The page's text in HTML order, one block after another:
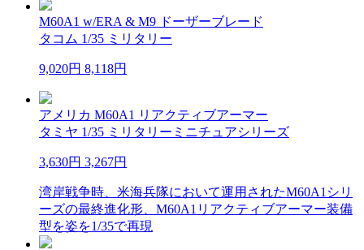
M60A1 w/ERA & M9 ドーザーブレード
タコム 1/35 ミリタリー
9,020円 8,118円
アメリカ M60A1 リアクティブアーマー
タミヤ 1/35 ミリタリーミニチュアシリーズ
3,630円 3,267円
湾岸戦争時、米海兵隊において運用されたM60A1シリ
ーズの最終進化形、M60A1リアクティブアーマー装備
型を姿を1/35で再現